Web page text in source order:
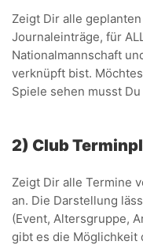
Zeigt Dir alle
Journaleinträge, für
Nationalmannschaft
verknüpft bist.
Spiele sehen musst
2) Club
Zeigt Dir alle Termine
an. Die Darstellung
(Event, Altersgruppe,
gibt es die Möglichkeit